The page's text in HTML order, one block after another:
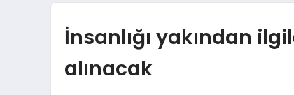
İnsanlığı yakından
alınacak